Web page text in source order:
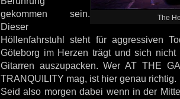
The
gekommen sein.
Dieser
Höllenfahrstuhl steht für aggressiven
Göteborg im Herzen trägt und sich
Gitarren auszupacken. Wer AT THE
TRANQUILITY mag, ist hier genau richtig.
Seid also morgen dabei wenn in der